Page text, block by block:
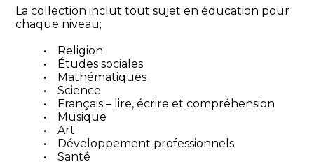
La collection inclut tout sujet en éducation pour
chaque niveau;
• Religion
• Études sociales
• Mathématiques
• Science
• Français – lire, écrire et compréhension
• Musique
• Art
• Développement professionnels
• Santé